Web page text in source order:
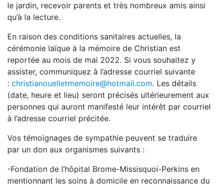
le jardin, recevoir parents et très nombreux amis ainsi
qu’à la lecture.
En raison des conditions sanitaires actuelles, la
cérémonie laïque à la mémoire de Christian est
reportée au mois de mai 2022. Si vous souhaitez y
assister, communiquez à l’adresse courriel suivante
: christianouelletmemoire@hotmail.com. Les détails
(date, heure et lieu) seront précisés ultérieurement aux
personnes qui auront manifesté leur intérêt par courriel
à l’adresse courriel précitée.
Vos témoignages de sympathie peuvent se traduire
par un don aux organismes suivants :
-Fondation de l’hôpital Brome-Missisquoi-Perkins en
mentionnant les soins à domicile en reconnaissance du